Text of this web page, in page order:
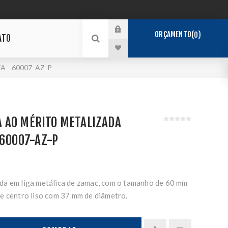
ORÇAMENTO 0
- 60007-AZ-P
AO MÉRITO METALIZADA
60007-AZ-P
em liga metálica de zamac, com o tamanho de 60 mm
centro liso com 37 mm de diâmetro.